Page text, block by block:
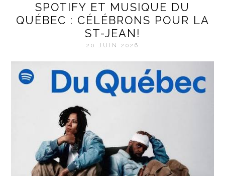
SPOTIFY ET MUSIQUE DU
QUÉBEC : CÉLÉBRONS POUR LA
ST-JEAN!
20 JUIN 2026